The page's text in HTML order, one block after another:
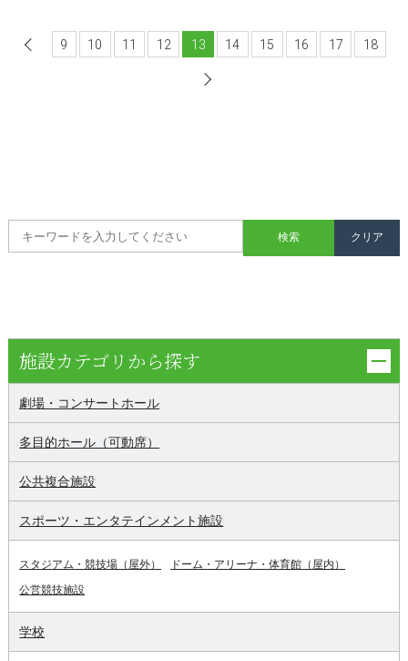
前へ
9 10 11 12 13 14 15 16 17 18
施設カテゴリから探す
劇場・コンサートホール
多目的ホール（可動席）
公共複合施設
スポーツ・エンタテインメント施設
スタジアム・競技場（屋外）
ドーム・アリーナ・体育館（屋内）
公営競技施設
学校